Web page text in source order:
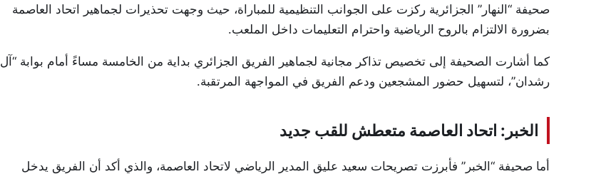
صحيفة “النهار” الجزائرية ركزت على الجوانب التنظيمية للمباراة، حيث وجهت تحذيرات لجماهير اتحاد العاصمة
بضرورة الالتزام بالروح الرياضية واحترام التعليمات داخل الملعب.
كما أشارت الصحيفة إلى تخصيص تذاكر مجانية لجماهير الفريق الجزائري بداية من الخامسة مساءً أمام بوابة “آل
رشدان”، لتسهيل حضور المشجعين ودعم الفريق في المواجهة المرتقبة.
الخبر: اتحاد العاصمة متعطش للقب جديد
أما صحيفة “الخبر” فأبرزت تصريحات سعيد عليق المدير الرياضي لاتحاد العاصمة، والذي أكد أن الفريق يدخل